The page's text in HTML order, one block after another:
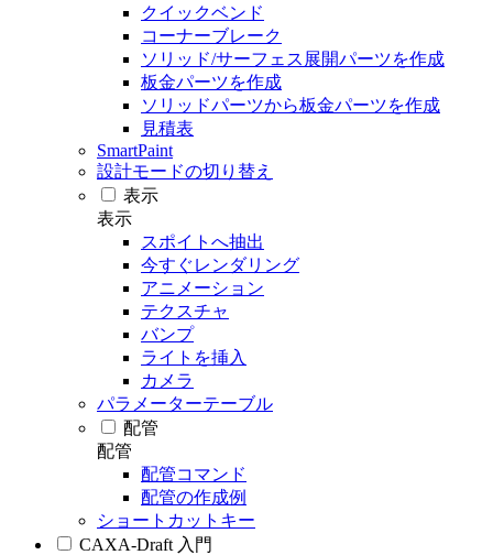
クイックベンド
コーナーブレーク
ソリッド/サーフェス展開パーツを作成
板金パーツを作成
ソリッドパーツから板金パーツを作成
見積表
SmartPaint
設計モードの切り替え
表示
表示
スポイトへ抽出
今すぐレンダリング
アニメーション
テクスチャ
バンプ
ライトを挿入
カメラ
パラメーターテーブル
配管
配管
配管コマンド
配管の作成例
ショートカットキー
CAXA-Draft 入門